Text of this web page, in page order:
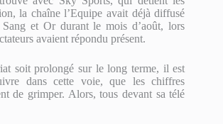
la chaîne l’Equipe avait déjà diffusé
Sang et Or durant le mois d’août, lors
avaient répondu présent.
soit prolongé sur le long terme, il est
dans cette voie, que les chiffres
de grimper. Alors, tous devant sa télé